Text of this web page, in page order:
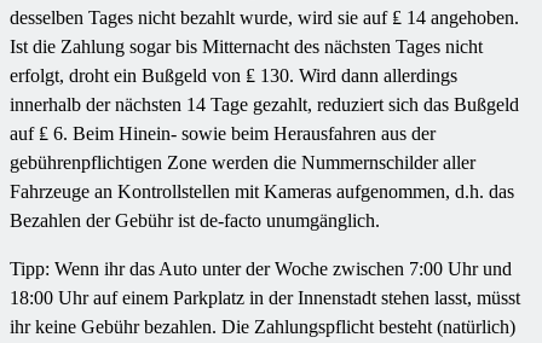
desselben Tages nicht bezahlt wurde, wird sie auf ₤ 14 angehoben.
Ist die Zahlung sogar bis Mitternacht des nächsten Tages nicht
erfolgt, droht ein Bußgeld von ₤ 130. Wird dann allerdings
innerhalb der nächsten 14 Tage gezahlt, reduziert sich das Bußgeld
auf ₤ 6. Beim Hinein- sowie beim Herausfahren aus der
gebührenpflichtigen Zone werden die Nummernschilder aller
Fahrzeuge an Kontrollstellen mit Kameras aufgenommen, d.h. das
Bezahlen der Gebühr ist de-facto unumgänglich.
Tipp: Wenn ihr das Auto unter der Woche zwischen 7:00 Uhr und
18:00 Uhr auf einem Parkplatz in der Innenstadt stehen lasst, müsst
ihr keine Gebühr bezahlen. Die Zahlungspflicht besteht (natürlich)